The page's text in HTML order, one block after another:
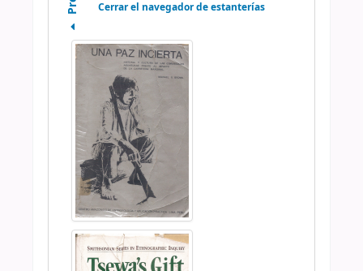
Cerrar el navegador de estanterías